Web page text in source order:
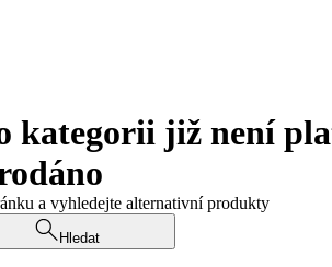
kategorii již není
a vyhledejte alternativní produkty
Hledat